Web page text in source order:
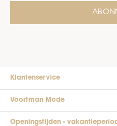
Klantenservice
Voortman Mode
Openingstijden -